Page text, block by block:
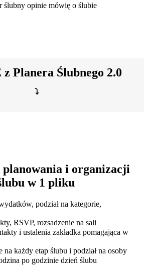
Planera Ślubnego 2.0
⤵️
planowania i organizacji
w 1 pliku
podział na kategorie,
RSVP, rozsadzenie na sali
i ustalenia zakładka pomagająca w
na każdy etap ślubu i podział na osoby
po godzinie dzień ślubu